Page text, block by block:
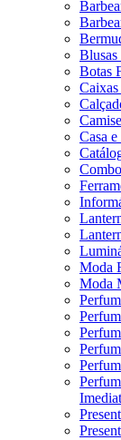
Blusas
Botas
Casa
Moda
Moda